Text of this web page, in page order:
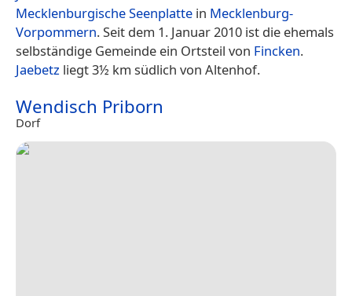
Mecklenburgische Seenplatte in Mecklenburg-
Vorpommern. Seit dem 1. Januar 2010 ist die ehemals
selbständige Gemeinde ein Ortsteil von Fincken.
Jaebetz liegt 3½ km südlich von Altenhof.
Wendisch Priborn
Dorf